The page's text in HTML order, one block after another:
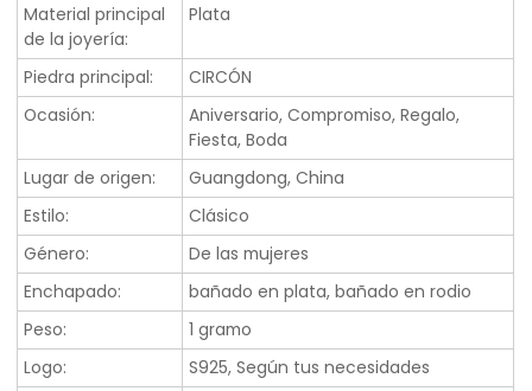
Material principal
de la joyería:
Plata
Piedra principal:
CIRCÓN
Ocasión:
Aniversario, Compromiso, Regalo,
Fiesta, Boda
Lugar de origen:
Guangdong, China
Estilo:
Clásico
Género:
De las mujeres
Enchapado:
bañado en plata, bañado en rodio
Peso:
1 gramo
Logo:
S925, Según tus necesidades